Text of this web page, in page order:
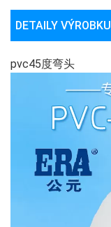
DETAILY VÝROBKU
pvc45度弯头